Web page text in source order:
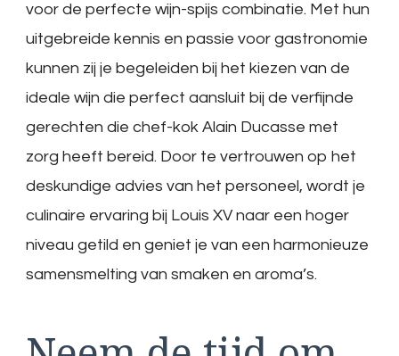
voor de perfecte wijn-spijs combinatie. Met hun
uitgebreide kennis en passie voor gastronomie
kunnen zij je begeleiden bij het kiezen van de
ideale wijn die perfect aansluit bij de verfijnde
gerechten die chef-kok Alain Ducasse met
zorg heeft bereid. Door te vertrouwen op het
deskundige advies van het personeel, wordt je
culinaire ervaring bij Louis XV naar een hoger
niveau getild en geniet je van een harmonieuze
samensmelting van smaken en aroma’s.